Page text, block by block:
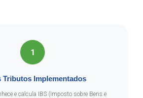
1
Tributos Implementados
e calcula IBS (Imposto sobre Bens e